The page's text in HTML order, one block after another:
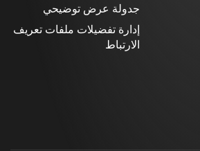
جدولة عرض توضيحي
إدارة تفضيلات ملفات تعريف
الارتباط